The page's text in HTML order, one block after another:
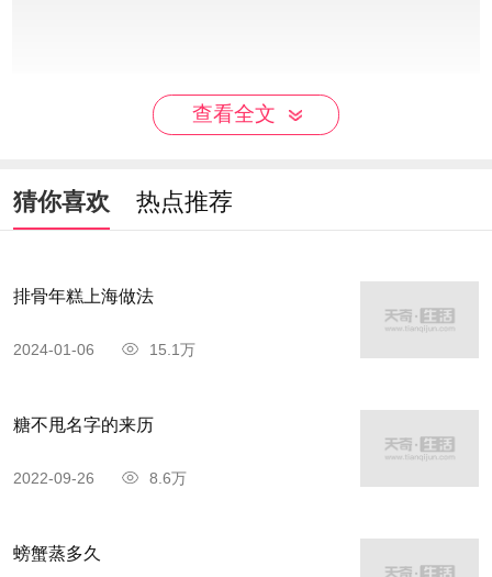
关于饵块的故事
旧时昆明习俗，老百姓总爱在家门口支起个炉
子，把粑粑放在铁筛子上烤，一边烤一边吃，真是
一天清晨，粗糠宝挑着一担山货到昆明去卖。
一个个怒气冲天，叫骂之声不绝于耳。有的娃娃躺
在妈妈的怀里张着小嘴哇哇直哭，粗糠宝站在旁边
听了一会儿，才明白了事情的原委。原来，昨天晚
暴跳如雷，认定是大胆刁民故意捣乱。他马上下
查看全文
猜你喜欢 热点推荐
排骨年糕上海做法
2024-01-06 15.1万
糖不甩名字的来历
2022-09-26 8.6万
螃蟹蒸多久